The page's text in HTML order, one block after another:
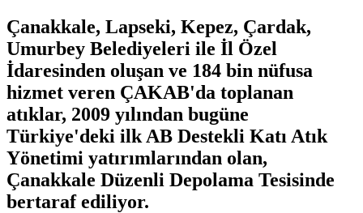
Çanakkale, Lapseki, Kepez, Çardak,
Umurbey Belediyeleri ile İl Özel
İdaresinden oluşan ve 184 bin nüfusa
hizmet veren ÇAKAB'da toplanan
atıklar, 2009 yılından bugüne
Türkiye'deki ilk AB Destekli Katı Atık
Yönetimi yatırımlarından olan,
Çanakkale Düzenli Depolama Tesisinde
bertaraf ediliyor.